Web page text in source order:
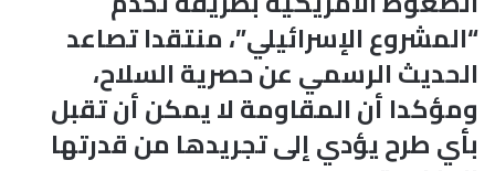
“المشروع الإسرائيلي”، منتقدا تصاعد
الحديث الرسمي عن حصرية السلاح،
ومؤكدا أن المقاومة لا يمكن أن تقبل
بأي طرح يؤدي إلى تجريدها من قدرتها